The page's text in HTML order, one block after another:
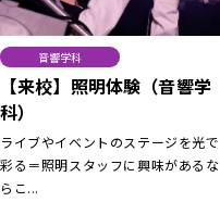
音響学科
【来校】照明体験（音響学
科）
ライブやイベントのステージを光で
彩る＝照明スタッフに興味があるな
らこ...